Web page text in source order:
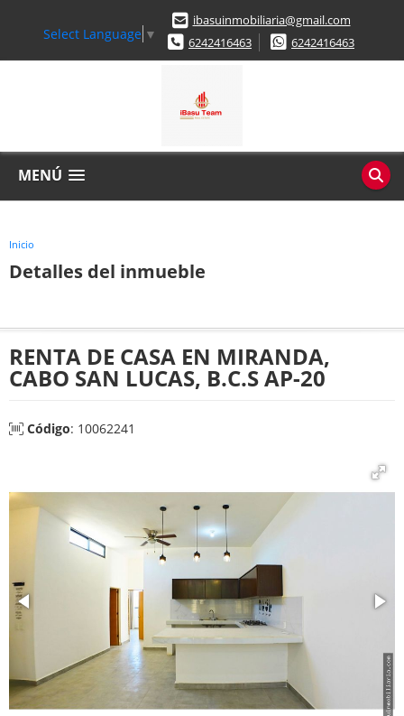
Select Language ▼
ibasuinmobiliaria@gmail.com
6242416463
6242416463
MENÚ
Inicio
Detalles del inmueble
RENTA DE CASA EN MIRANDA,
CABO SAN LUCAS, B.C.S AP-20
Código: 10062241